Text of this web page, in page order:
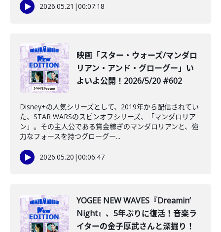
2026.05.21 |00:07:18
映画「スター・ウォーズ/マンダロ
リアン・アンド・グローグー」い
よいよ公開！2026/5/20 #602
Disney+の人気シリーズとして、2019年から配信されてい
た、STAR WARSのスピンオフシリーズ、「マンダロリア
ン」。その主人公である賞金稼ぎのマンダロリアンと、強
力なフォースを持つグローグー...
2026.05.20 |00:06:47
️YOGEE NEW WAVES『Dreamin’
Night』、5年ぶりに復活！音楽ラ
イターの金子厚武さんと深掘り！